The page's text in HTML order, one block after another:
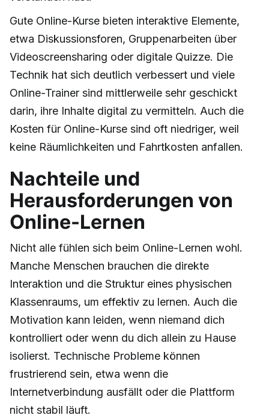
Gute Online-Kurse bieten interaktive Elemente,
etwa Diskussionsforen, Gruppenarbeiten über
Videoscreensharing oder digitale Quizze. Die
Technik hat sich deutlich verbessert und viele
Online-Trainer sind mittlerweile sehr geschickt
darin, ihre Inhalte digital zu vermitteln. Auch die
Kosten für Online-Kurse sind oft niedriger, weil
keine Räumlichkeiten und Fahrtkosten anfallen.
Nachteile und
Herausforderungen von
Online-Lernen
Nicht alle fühlen sich beim Online-Lernen wohl.
Manche Menschen brauchen die direkte
Interaktion und die Struktur eines physischen
Klassenraums, um effektiv zu lernen. Auch die
Motivation kann leiden, wenn niemand dich
kontrolliert oder wenn du dich allein zu Hause
isolierst. Technische Probleme können
frustrierend sein, etwa wenn die
Internetverbindung ausfällt oder die Plattform
nicht stabil läuft.